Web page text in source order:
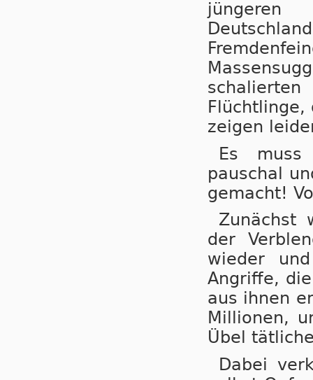
jüngeren
zeigen
Es
pauschal
gemacht!
Zunächst
der
wieder
Angriffe,
aus ihnen
Millionen,
Übel
Dabei